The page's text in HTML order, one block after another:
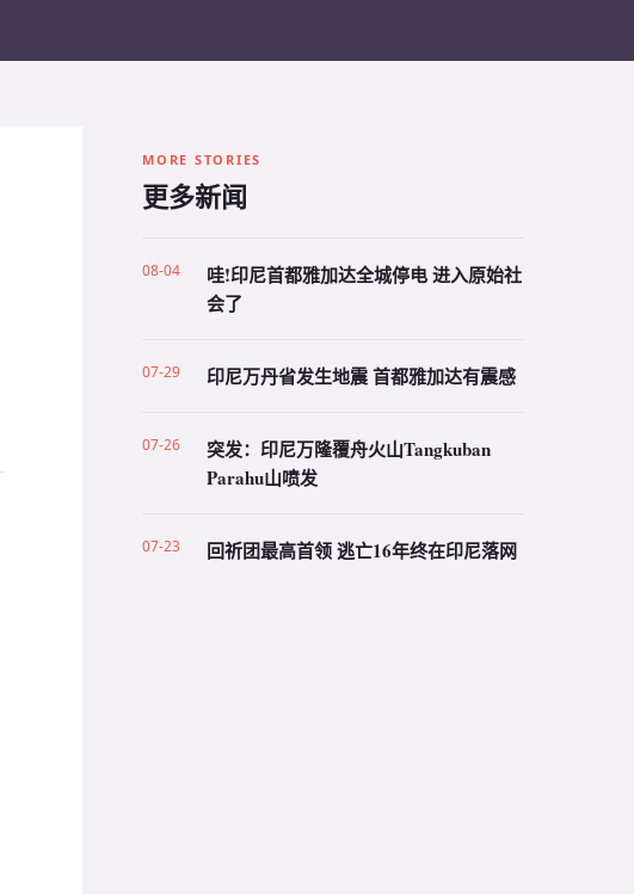
MORE STORIES
更多新闻
08-04
哇!印尼首都雅加达全城停电 进入原始社
会了
07-29 印尼万丹省发生地震 首都雅加达有震感
07-26
突发：印尼万隆覆舟火山Tangkuban
Parahu山喷发
07-23 回祈团最高首领 逃亡16年终在印尼落网